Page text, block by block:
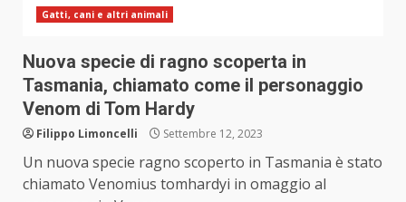
Gatti, cani e altri animali
Nuova specie di ragno scoperta in
Tasmania, chiamato come il personaggio
Venom di Tom Hardy
Filippo Limoncelli Settembre 12, 2023
Un nuova specie ragno scoperto in Tasmania è stato
chiamato Venomius tomhardyi in omaggio al